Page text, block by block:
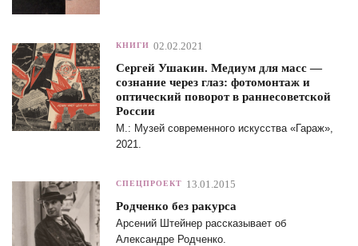
КНИГИ 02.02.2021
Сергей Ушакин. Медиум для масс —
сознание через глаз: фотомонтаж и
оптический поворот в раннесоветской
России
М.: Музей современного искусства «Гараж»,
2021.
СПЕЦПРОЕКТ 13.01.2015
Родченко без ракурса
Арсений Штейнер рассказывает об
Александре Родченко.